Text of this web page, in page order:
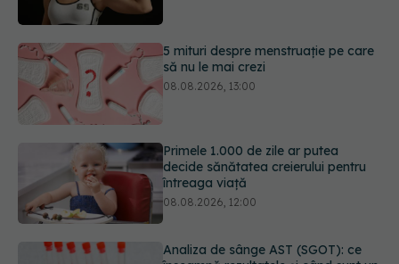
Primele 1.000 de zile ar putea
decide sănătatea creierului pentru
Analiza de sânge AST (SGOT): ce
înseamnă rezultatele și când sunt un
semnal de alarmă